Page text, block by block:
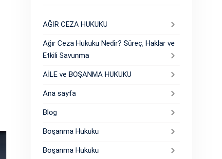
AĞIR CEZA HUKUKU
Ağır Ceza Hukuku Nedir? Süreç, Haklar ve
Etkili Savunma
AİLE ve BOŞANMA HUKUKU
Ana sayfa
Blog
Boşanma Hukuku
Boşanma Hukuku